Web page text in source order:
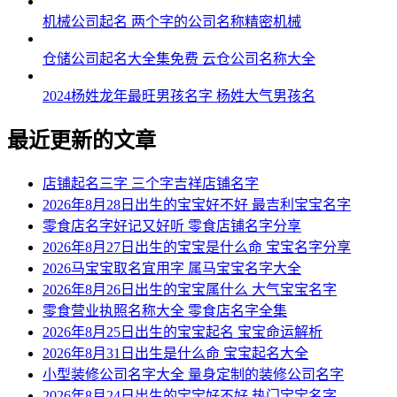
机械公司起名 两个字的公司名称精密机械
仓储公司起名大全集免费 云仓公司名称大全
2024杨姓龙年最旺男孩名字 杨姓大气男孩名
最近更新的文章
店铺起名三字 三个字吉祥店铺名字
2026年8月28日出生的宝宝好不好 最吉利宝宝名字
零食店名字好记又好听 零食店铺名字分享
2026年8月27日出生的宝宝是什么命 宝宝名字分享
2026马宝宝取名宜用字 属马宝宝名字大全
2026年8月26日出生的宝宝属什么 大气宝宝名字
零食营业执照名称大全 零食店名字全集
2026年8月25日出生的宝宝起名 宝宝命运解析
2026年8月31日出生是什么命 宝宝起名大全
小型装修公司名字大全 量身定制的装修公司名字